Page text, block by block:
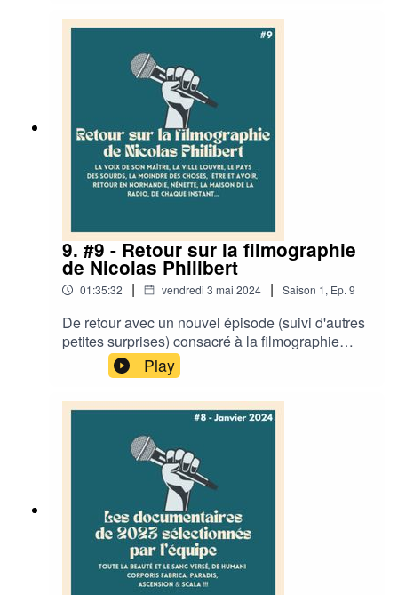
récemment en salles accompagné d'un entretien
avec le cinéaste pour évoquer son cinéma et son
regard sur le monde.Bonne écoute ! ·
CHAPITRAGE ·A venir.· RETROUVEZ
L'ÉQUIPE DE DOCUMENTONS ·Documentons :
Twitter / InstagramMargaux : Twitter
/InstagramThierry : TwitterSilas : TwitterSébastien
: TwitterElie : Twitter / InstagramCharlotte :
TwitterLéa :
9. #9 - Retour sur la filmographie
de Nicolas Philibert
01:35:32 | vendredi 3 mai 2024 | Saison 1, Ep. 9
De retour avec un nouvel épisode (suivi d'autres
petites surprises) consacré à la filmographie
passionnante de Nicolas Philibert avant
d'aborder son dernier triptyque (composé de Sur
l'Adamant, Averroés & Rosa Parks et La
machine à écrire). On en profite également pour
accueillir deux nouvelles voix féminines !·
CHAPITRAGE ·00:03:50 : L'écoute et
l'importance de la parole des autres00:32:30 : Le
lieu comme microcosme00:52:42 : Le temps qui
passe· RETROUVEZ L'ÉQUIPE DE
DOCUMENTONS ·Documentons : Twitter /
InstagramMargaux : Twitter /InstagramThierry :
TwitterSilas : TwitterSébastien : TwitterElie :
Twitter / InstagramCharlotte : TwitterLéa :
Play